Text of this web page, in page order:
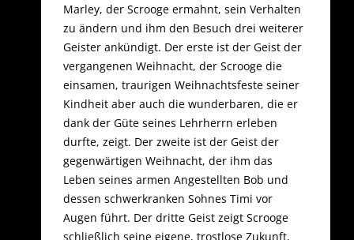
Marley, der Scrooge ermahnt, sein Verhalten
zu ändern und ihm den Besuch drei weiterer
Geister ankündigt. Der erste ist der Geist der
vergangenen Weihnacht, der Scrooge die
einsamen, traurigen Weihnachtsfeste seiner
Kindheit aber auch die wunderbaren, die er
dank der Güte seines Lehrherrn erleben
durfte, zeigt. Der zweite ist der Geist der
gegenwärtigen Weihnacht, der ihm das
Leben seines armen Angestellten Bob und
dessen schwerkranken Sohnes Timi vor
Augen führt. Der dritte Geist zeigt Scrooge
schließlich seine eigene, trostlose Zukunft,